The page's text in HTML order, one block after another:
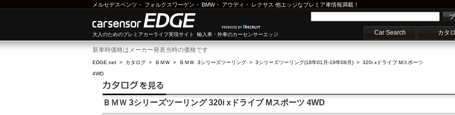
メルセデスベンツ ・ フォルクスワーゲン ・ BMW・ アウディ ・ レクサス 他エッジなプレミア車情報満載！
大人のためのプレミアカーライフ実現サイト 輸入車・外車のカーセンサーエッジ Car Search カタ
新車時価格はメーカー発表当時の価格です
EDGE.net > カタログ > ＢＭＷ > ＢＭＷ 3シリーズツーリング > 3シリーズツーリング(18年01月-19年08月) > 320i xドライブ Mスポーツ
4WD
ＢＭＷ 3シリーズツーリング 320i xドライブ Mスポーツ 4WD